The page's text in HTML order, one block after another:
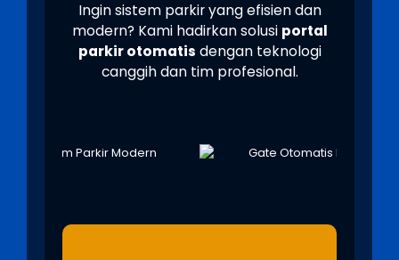
Ingin sistem parkir yang efisien dan
modern? Kami hadirkan solusi portal
parkir otomatis dengan teknologi
canggih dan tim profesional.